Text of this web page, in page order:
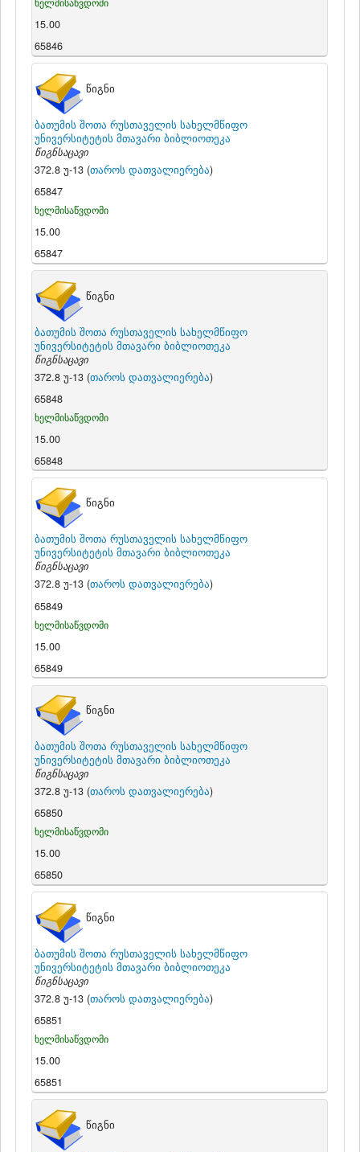
15.00
65846
წიგნი
ბათუმის შოთა რუსთაველის სახელმწიფო
უნივერსიტეტის მთავარი ბიბლიოთეკა
წიგნსაცავი
372.8 უ-13 (თაროს დათვალიერება)
65847
ხელმისაწვდომი
15.00
65847
წიგნი
ბათუმის შოთა რუსთაველის სახელმწიფო
უნივერსიტეტის მთავარი ბიბლიოთეკა
წიგნსაცავი
372.8 უ-13 (თაროს დათვალიერება)
65848
ხელმისაწვდომი
15.00
65848
წიგნი
ბათუმის შოთა რუსთაველის სახელმწიფო
უნივერსიტეტის მთავარი ბიბლიოთეკა
წიგნსაცავი
372.8 უ-13 (თაროს დათვალიერება)
65849
ხელმისაწვდომი
15.00
65849
წიგნი
ბათუმის შოთა რუსთაველის სახელმწიფო
უნივერსიტეტის მთავარი ბიბლიოთეკა
წიგნსაცავი
372.8 უ-13 (თაროს დათვალიერება)
65850
ხელმისაწვდომი
15.00
65850
წიგნი
ბათუმის შოთა რუსთაველის სახელმწიფო
უნივერსიტეტის მთავარი ბიბლიოთეკა
წიგნსაცავი
372.8 უ-13 (თაროს დათვალიერება)
65851
ხელმისაწვდომი
15.00
65851
წიგნი